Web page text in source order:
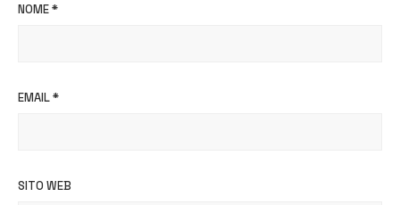
NOME*
EMAIL*
SITO WEB